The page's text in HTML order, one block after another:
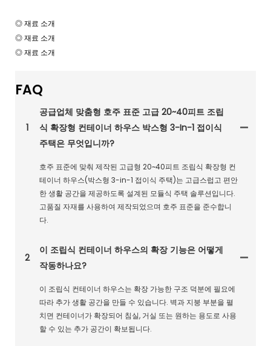
◎ 재료 소개
◎ 재료 소개
◎ 재료 소개
FAQ
1
공급업체 맞춤형 호주 표준 고급 20~40피트 조립
식 확장형 컨테이너 하우스 박스형 3-In-1 접이식
주택은 무엇입니까?
호주 표준에 맞춰 제작된 고급형 20~40피트 조립식 확장형 컨
테이너 하우스(박스형 3-in-1 접이식 주택)는 고급스럽고 편안
한 생활 공간을 제공하도록 설계된 모듈식 주택 솔루션입니다.
고품질 자재를 사용하여 제작되었으며 호주 표준을 준수합니
다.
2
이 조립식 컨테이너 하우스의 확장 기능은 어떻게
작동하나요?
이 조립식 컨테이너 하우스는 확장 가능한 구조 덕분에 필요에
따라 추가 생활 공간을 만들 수 있습니다. 벽과 지붕 부분을 펼
치면 컨테이너가 확장되어 침실, 거실 또는 원하는 용도로 사용
할 수 있는 추가 공간이 확보됩니다.